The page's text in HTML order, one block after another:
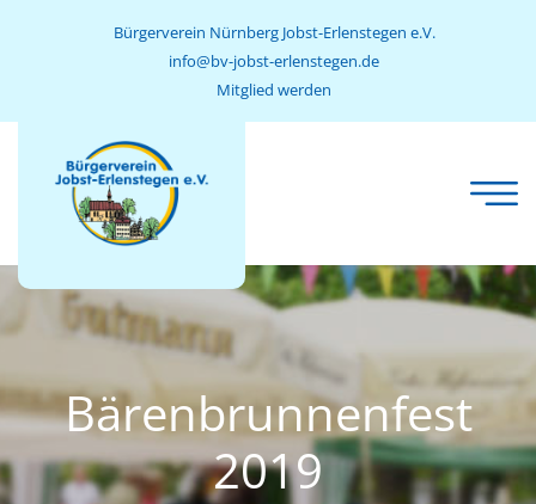
Bürgerverein Nürnberg Jobst-Erlenstegen e.V.
info@bv-jobst-erlenstegen.de
Mitglied werden
Bärenbrunnenfest
2019